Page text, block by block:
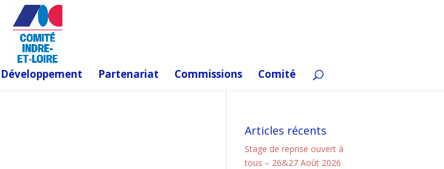
Développement Partenariat Commissions Comité
Articles récents
Stage de reprise ouvert à
tous – 26&27 Août 2026